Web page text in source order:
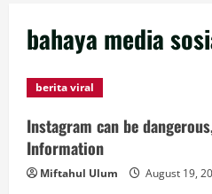
bahaya media
berita viral
Instagram can be
Information
Miftahul Ulum August 19,